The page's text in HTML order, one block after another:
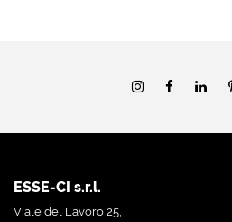
ESSE-CI s.r.l.
Viale del Lavoro 25,